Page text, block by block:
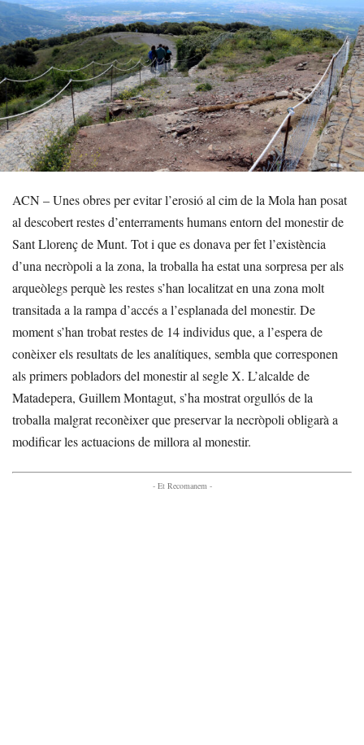
ACN – Unes obres per evitar l’erosió al cim de la Mola han posat
al descobert restes d’enterraments humans entorn del monestir de
Sant Llorenç de Munt. Tot i que es donava per fet l’existència
d’una necròpoli a la zona, la troballa ha estat una sorpresa per als
arqueòlegs perquè les restes s’han localitzat en una zona molt
transitada a la rampa d’accés a l’esplanada del monestir. De
moment s’han trobat restes de 14 individus que, a l’espera de
conèixer els resultats de les analítiques, sembla que corresponen
als primers pobladors del monestir al segle X. L’alcalde de
Matadepera, Guillem Montagut, s’ha mostrat orgullós de la
troballa malgrat reconèixer que preservar la necròpoli obligarà a
modificar les actuacions de millora al monestir.
- Et Recomanem -